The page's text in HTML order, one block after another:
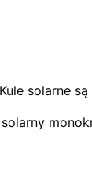
solarne